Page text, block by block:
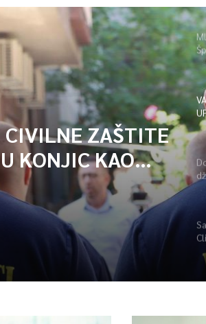
CIVILNE ZAŠTITE
KONJIC KAO
POŽARA
i